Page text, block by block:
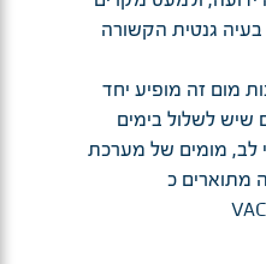
בעיה גנטית הקשורה
מום זה מופיע יחד
שיש לשלול בימים
לב, מומים של מערכת
מתוארים כ